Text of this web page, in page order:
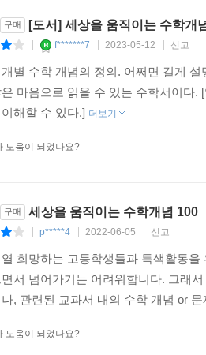
요롭게 만들기 위해서여야 한다고 강
구매 [도서] 세상을 움직이는 수학개
f*******7 2023-05-12 신고
별 수학 개념의 정의. 어쩌면 길게
마음으로 읽을 수 있는 수학서이다
해할 수 있다.] 더보기
도움이 되었나요?
구매 세상을 움직이는 수학개념 100
p*****4 2022-06-05 신고
희망하는 고등학생들과 특색활동
서 넘어가기는 어려워합니다. 그래
, 관련된 교과서 내의 수학 개념 or
도움이 되었나요?